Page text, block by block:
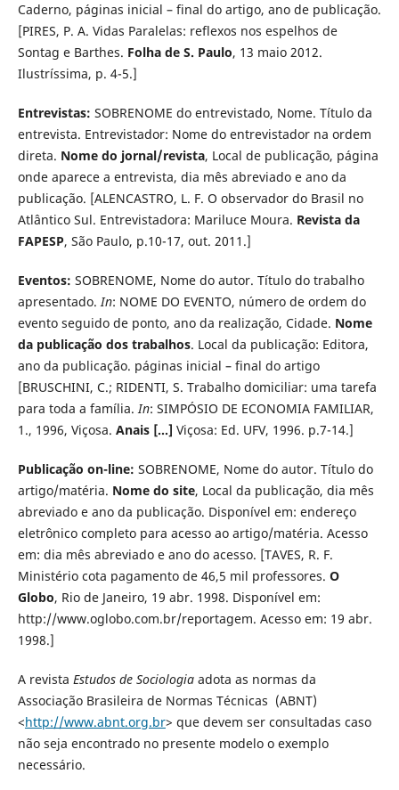
Caderno, páginas inicial – final do artigo, ano de publicação.
[PIRES, P. A. Vidas Paralelas: reflexos nos espelhos de
Sontag e Barthes. Folha de S. Paulo, 13 maio 2012.
Ilustríssima, p. 4-5.]
Entrevistas: SOBRENOME do entrevistado, Nome. Título da
entrevista. Entrevistador: Nome do entrevistador na ordem
direta. Nome do jornal/revista, Local de publicação, página
onde aparece a entrevista, dia mês abreviado e ano da
publicação. [ALENCASTRO, L. F. O observador do Brasil no
Atlântico Sul. Entrevistadora: Mariluce Moura. Revista da
FAPESP, São Paulo, p.10-17, out. 2011.]
Eventos: SOBRENOME, Nome do autor. Título do trabalho
apresentado.In: NOME DO EVENTO, número de ordem do
evento seguido de ponto, ano da realização, Cidade. Nome
da publicação dos trabalhos. Local da publicação: Editora,
ano da publicação. páginas inicial – final do artigo
[BRUSCHINI, C.; RIDENTI, S. Trabalho domiciliar: uma tarefa
para toda a família.In: SIMPÓSIO DE ECONOMIA FAMILIAR,
1., 1996, Viçosa. Anais [...] Viçosa: Ed. UFV, 1996. p.7-14.]
Publicação on-line: SOBRENOME, Nome do autor. Título do
artigo/matéria. Nome do site, Local da publicação, dia mês
abreviado e ano da publicação. Disponível em: endereço
eletrônico completo para acesso ao artigo/matéria. Acesso
em: dia mês abreviado e ano do acesso. [TAVES, R. F.
Ministério cota pagamento de 46,5 mil professores. O
Globo, Rio de Janeiro, 19 abr. 1998. Disponível em:
http://www.oglobo.com.br/reportagem. Acesso em: 19 abr.
1998.]
A revista Estudos de Sociologiaadota as normas da
Associação Brasileira de Normas Técnicas (ABNT)
<http://www.abnt.org.br> que devem ser consultadas caso
não seja encontrado no presente modelo o exemplo
necessário.